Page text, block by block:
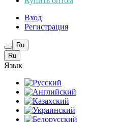
Вход
Регистрация
Ru
Ru
Язык